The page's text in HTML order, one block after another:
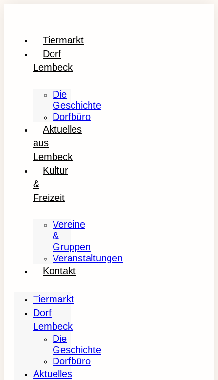
Tiermarkt
Dorf
Lembeck
Die
Geschichte
Dorfbüro
Aktuelles
aus
Lembeck
Kultur
&
Freizeit
Vereine
&
Gruppen
Veranstaltungen
Kontakt
Tiermarkt
Dorf
Lembeck
Die
Geschichte
Dorfbüro
Aktuelles